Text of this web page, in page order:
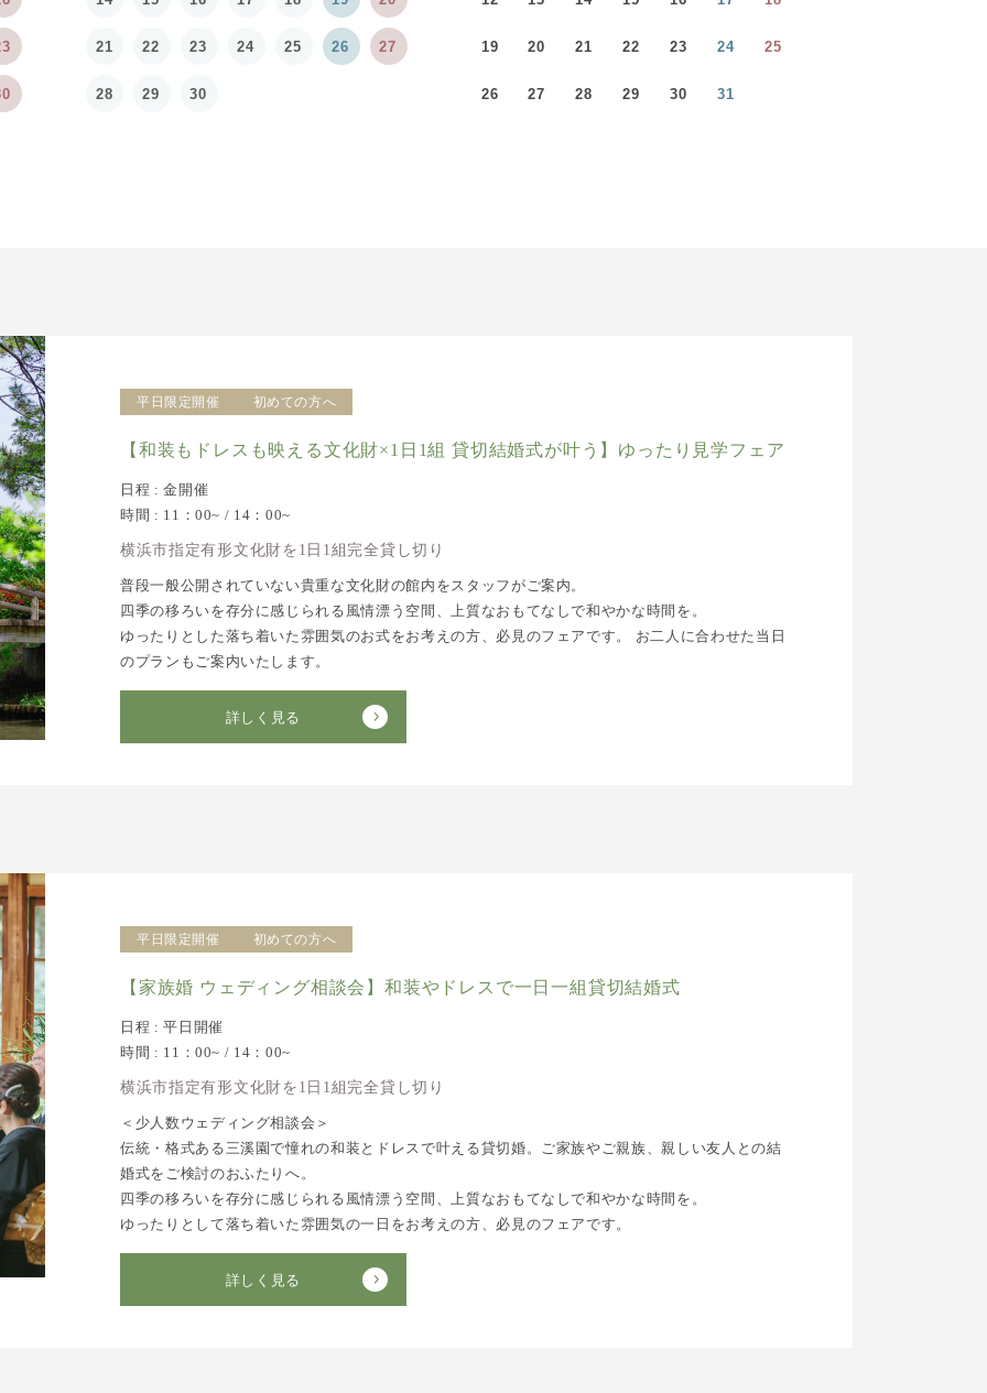
21 22 23 24 25 26 27
28 29 30
19 20 21 22 23 24 25
26 27 28 29 30 31
平日限定開催 初めての方へ
【和装もドレスも映える文化財×1日1組 貸切結婚式が叶う】ゆったり見学フェア
日程 : 金開催
時間 : 11：00~ / 14：00~
横浜市指定有形文化財を1日1組完全貸し切り
普段一般公開されていない貴重な文化財の館内をスタッフがご案内。
四季の移ろいを存分に感じられる風情漂う空間、上質なおもてなしで和やかな時間を。
ゆったりとした落ち着いた雰囲気のお式をお考えの方、必見のフェアです。 お二人に合わせた当日
のプランもご案内いたします。
詳しく見る
平日限定開催 初めての方へ
【家族婚 ウェディング相談会】和装やドレスで一日一組貸切結婚式
日程 : 平日開催
時間 : 11：00~ / 14：00~
横浜市指定有形文化財を1日1組完全貸し切り
＜少人数ウェディング相談会＞
伝統・格式ある三溪園で憧れの和装とドレスで叶える貸切婚。ご家族やご親族、親しい友人との結
婚式をご検討のおふたりへ。
四季の移ろいを存分に感じられる風情漂う空間、上質なおもてなしで和やかな時間を。
ゆったりとして落ち着いた雰囲気の一日をお考えの方、必見のフェアです。
詳しく見る